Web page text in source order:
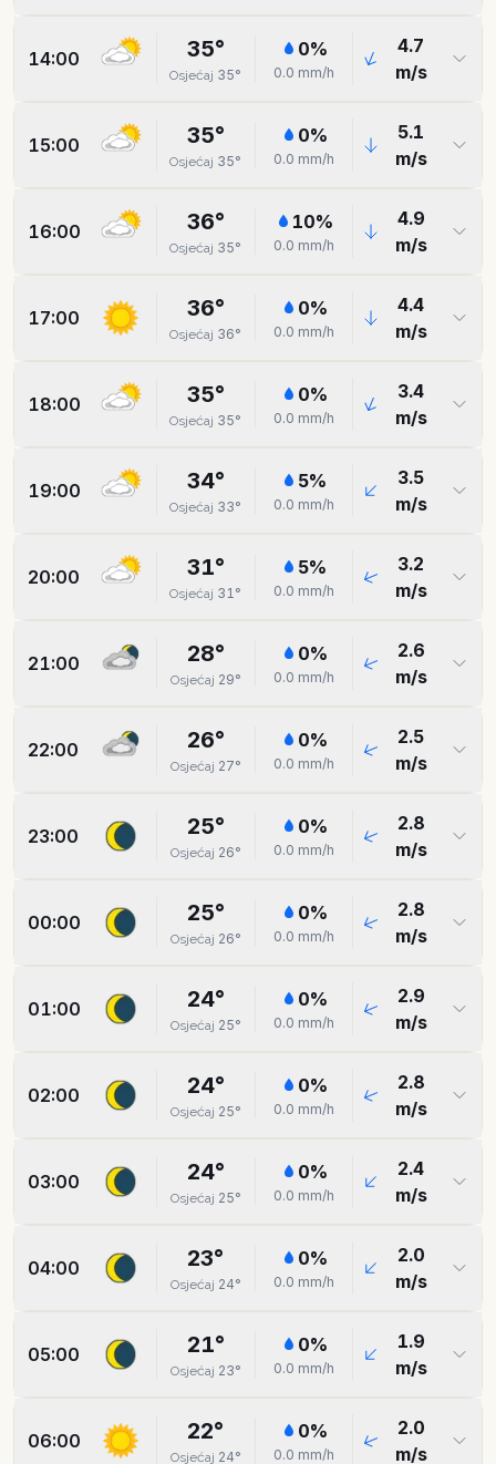
14:00 35°
Osjećaj 35°
0%
0.0 mm/h
4.7
m/s
15:00 35°
Osjećaj 35°
0%
0.0 mm/h
5.1
m/s
16:00 36°
Osjećaj 35°
10%
0.0 mm/h
4.9
m/s
17:00 36°
Osjećaj 36°
0%
0.0 mm/h
4.4
m/s
18:00 35°
Osjećaj 35°
0%
0.0 mm/h
3.4
m/s
19:00 34°
Osjećaj 33°
5%
0.0 mm/h
3.5
m/s
20:00 31°
Osjećaj 31°
5%
0.0 mm/h
3.2
m/s
21:00 28°
Osjećaj 29°
0%
0.0 mm/h
2.6
m/s
22:00 26°
Osjećaj 27°
0%
0.0 mm/h
2.5
m/s
23:00 25°
Osjećaj 26°
0%
0.0 mm/h
2.8
m/s
00:00 25°
Osjećaj 26°
0%
0.0 mm/h
2.8
m/s
01:00 24°
Osjećaj 25°
0%
0.0 mm/h
2.9
m/s
02:00 24°
Osjećaj 25°
0%
0.0 mm/h
2.8
m/s
03:00 24°
Osjećaj 25°
0%
0.0 mm/h
2.4
m/s
04:00 23°
Osjećaj 24°
0%
0.0 mm/h
2.0
m/s
05:00 21°
Osjećaj 23°
0%
0.0 mm/h
1.9
m/s
06:00 22°
Osjećaj 24°
0%
0.0 mm/h
2.0
m/s